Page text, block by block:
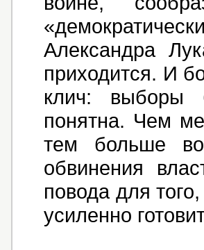
Александра
приходится. И
клич: выборы
понятна. Чем
тем больше
обвинения
повода для
усиленно